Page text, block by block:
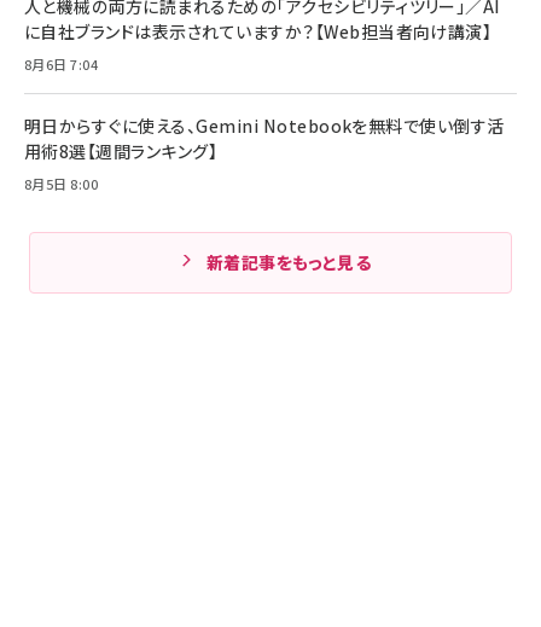
人と機械の両方に読まれるための「アクセシビリティツリー」／AI
に自社ブランドは表示されていますか？【Web担当者向け講演】
8月6日 7:04
明日からすぐに使える、Gemini Notebookを無料で使い倒す活
用術8選【週間ランキング】
8月5日 8:00
新着記事をもっと見る